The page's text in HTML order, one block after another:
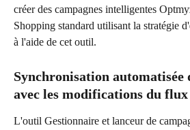
créer des campagnes intelligentes
Shopping standard utilisant la stratégie
à l'aide de cet outil.
Synchronisation automatisée
avec les modifications du flux
L'outil Gestionnaire et lanceur de